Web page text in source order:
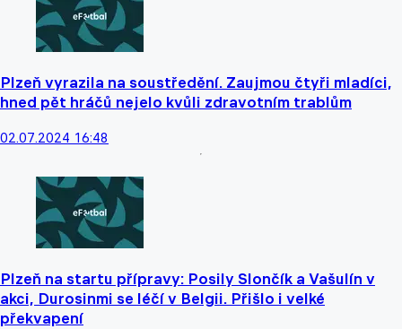
Plzeň vyrazila na soustředění. Zaujmou čtyři mladíci,
hned pět hráčů nejelo kvůli zdravotním trablům
02.07.2024 16:48
Plzeň na startu přípravy: Posily Slončík a Vašulín v
akci, Durosinmi se léčí v Belgii. Přišlo i velké
překvapení